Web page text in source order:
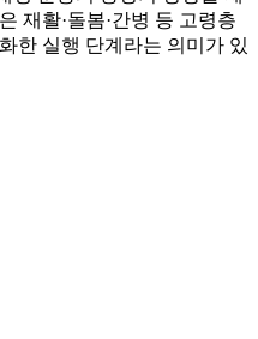
재활·돌봄·간병 등 고령층
한 실행 단계라는 의미가 있